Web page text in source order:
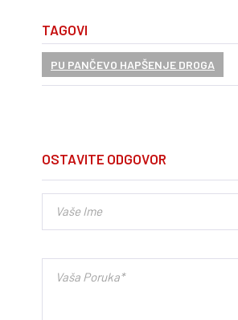
TAGOVI
PU PANČEVO HAPŠENJE DROGA
OSTAVITE ODGOVOR